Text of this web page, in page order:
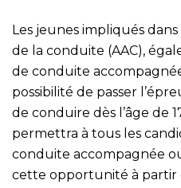
Les jeunes impliqués
de la conduite (AAC),
de conduite
possibilité de passer
de conduire dès l’âge de
permettra à tous les
conduite accompagnée
cette opportunité à partir